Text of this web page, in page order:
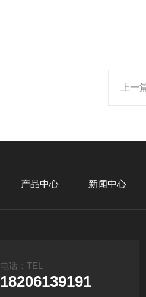
上一
产品中心 新闻中心
电话：TEL
18206139191